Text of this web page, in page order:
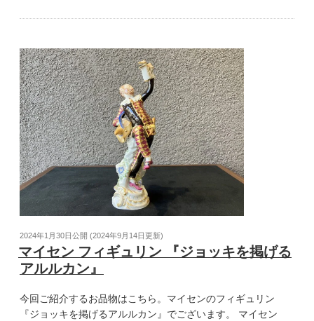
2024年1月30日公開 (2024年9月14日 更新)
マイセン フィギュリン 『ジョッキを掲げる
アルルカン』
今回ご紹介するお品物はこちら。マイセンのフィギュリン
『ジョッキを掲げるアルルカン』でございます。 マイセン